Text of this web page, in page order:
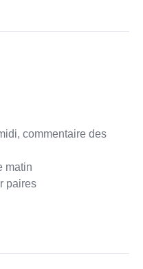
commentaire des
matin
paires